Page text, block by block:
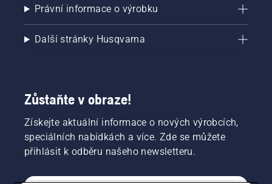
pily
od
kmeni
znamená,
mazací
systém
funguje.
Právní informace o výrobku
Další stránky Husqvarna
Zůstaňte v obraze!
Získejte aktuální informace o nových výrobcích,
speciálních nabídkách a více. Zde se můžete
přihlásit k odběru našeho newsletteru.